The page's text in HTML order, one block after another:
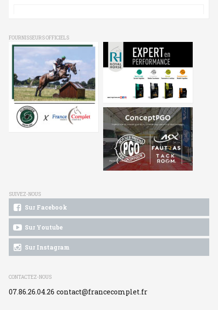
FOURNISSEURS OFFICIELS
SUIVEZ-NOUS
Sur Facebook
Sur Youtube
Sur Instagram
CONTACTEZ-NOUS
07.86.26.04.26 contact@francecomplet.fr